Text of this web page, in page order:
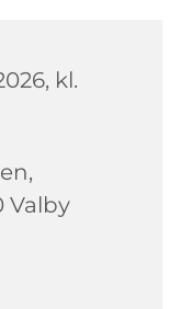
kl.
Valby